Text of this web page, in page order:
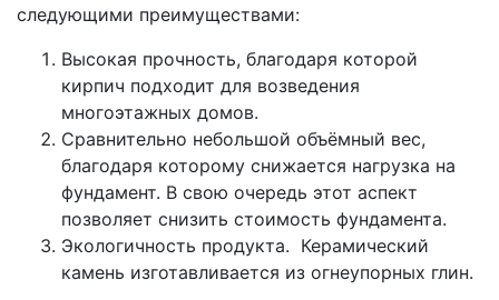
следующими преимуществами:
Высокая прочность, благодаря которой
кирпич подходит для возведения
многоэтажных домов.
Сравнительно небольшой объёмный вес,
благодаря которому снижается нагрузка на
фундамент. В свою очередь этот аспект
позволяет снизить стоимость фундамента.
Экологичность продукта. Керамический
камень изготавливается из огнеупорных глин.